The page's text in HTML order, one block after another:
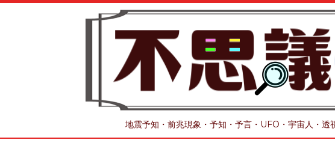
地震予知・前兆現象・予知・予言・UFO・宇宙人・透